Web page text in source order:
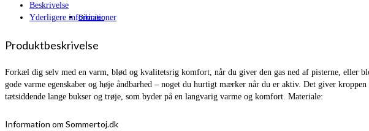
Bikinier
Beskrivelse
Yderligere informationer
Produktbeskrivelse
Forkæl dig selv med en varm, blød og kvalitetsrig komfort, når du giver den gas ned af pisterne,
gode varme egenskaber og høje åndbarhed – noget du hurtigt mærker når du er aktiv. Det giver
tætsiddende lange bukser og trøje, som byder på en langvarig varme og komfort. Materiale:
Information om Sommertoj.dk